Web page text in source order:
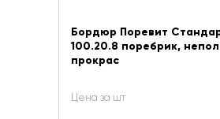
Бордюр Поревит
100.20.8 поребрик,
прокрас
Цена за шт